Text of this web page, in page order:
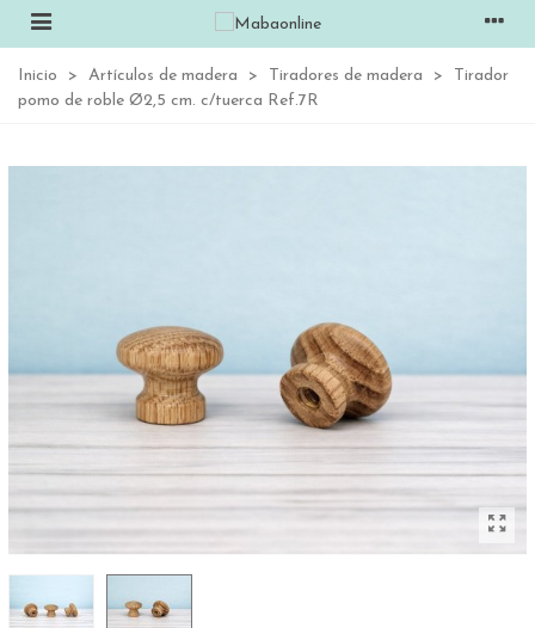
Inicio > Artículos de madera > Tiradores de madera >
Tirador
pomo de roble Ø2,5 cm. c/tuerca Ref.7R